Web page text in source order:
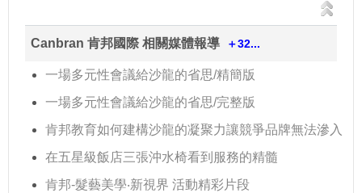
Canbran 肯邦國際 相關媒體報導 ＋32...
一場多元性會議給沙龍的省思/精簡版
一場多元性會議給沙龍的省思/完整版
肯邦教育如何建構沙龍的凝聚力讓競爭品牌無法滲入
在五星級飯店三張沖水椅看到服務的精髓
肯邦-髮藝美學‧新視界 活動精彩片段